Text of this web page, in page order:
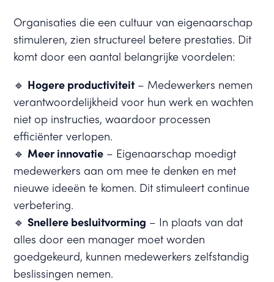
Organisaties die een cultuur van eigenaarschap
stimuleren, zien structureel betere prestaties. Dit
komt door een aantal belangrijke voordelen:
🔹 Hogere productiviteit– Medewerkers nemen
verantwoordelijkheid voor hun werk en wachten
niet op instructies, waardoor processen
efficiënter verlopen.
🔹 Meer innovatie – Eigenaarschap moedigt
medewerkers aan om mee te denken en met
nieuwe ideeën te komen. Dit stimuleert continue
verbetering.
🔹Snellere besluitvorming – In plaats van dat
alles door een manager moet worden
goedgekeurd, kunnen medewerkers zelfstandig
beslissingen nemen.